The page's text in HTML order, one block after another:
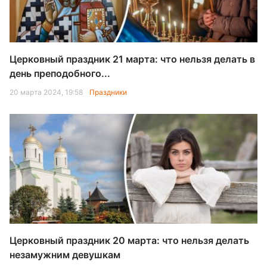
Церковный праздник 21 марта: что нельзя делать в
день преподобного...
20 марта 2024, 19:58 Праздники
Церковный праздник 20 марта: что нельзя делать
незамужним девушкам